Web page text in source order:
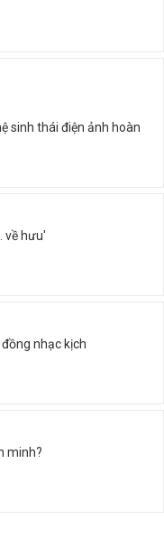
sinh thái điện ảnh hoàn
về hưu'
nhạc kịch
minh?